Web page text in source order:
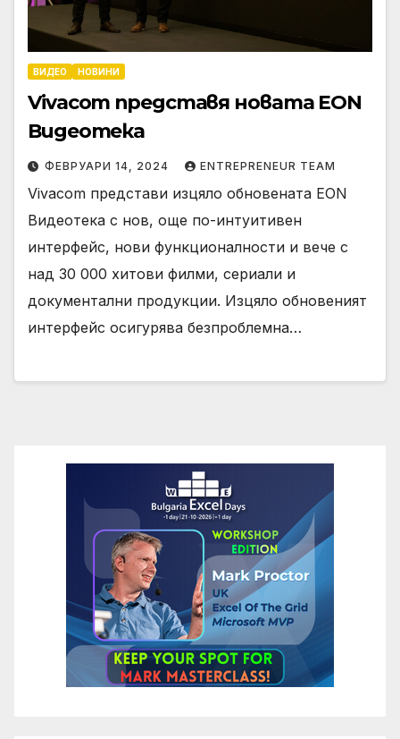
ВИДЕО НОВИНИ
Vivacom представя новата EON
Видеотека
ФЕВРУАРИ 14, 2024 ENTREPRENEUR TEAM
Vivacom представи изцяло обновената EON
Видеотека с нов, още по-интуитивен
интерфейс, нови функционалности и вече с
над 30 000 хитови филми, сериали и
документални продукции. Изцяло обновеният
интерфейс осигурява безпроблемна…